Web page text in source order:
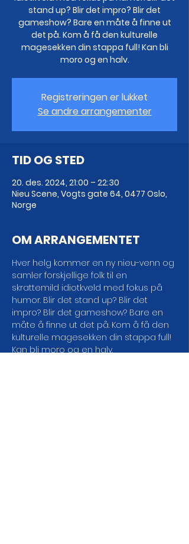
stand up? Blir det impro? Blir det
gameshow? Bare en måte å finne ut
det på. Kom å få den kulturelle
magesekken din stappa full! Kan bli
moro og en halv.
Registreringen er lukket
Se andre arrangementer
TID OG STED
20. des. 2024, 21:00 – 22:30
Nieu Scene, Vogts gate 64, 0477 Oslo,
Norge
OM ARRANGEMENTET
Hver helg kommer en ny nieu-venn og
samler forskjellige folk til en
skrattemild idiotkveld med fokus på
humor. Blir det stand up? Blir det
impro? Blir det gameshow? Bare en
måte å finne ut det på. Kom å få den
kulturelle magesekken din stappa full!
Kan bli moro og en halv.